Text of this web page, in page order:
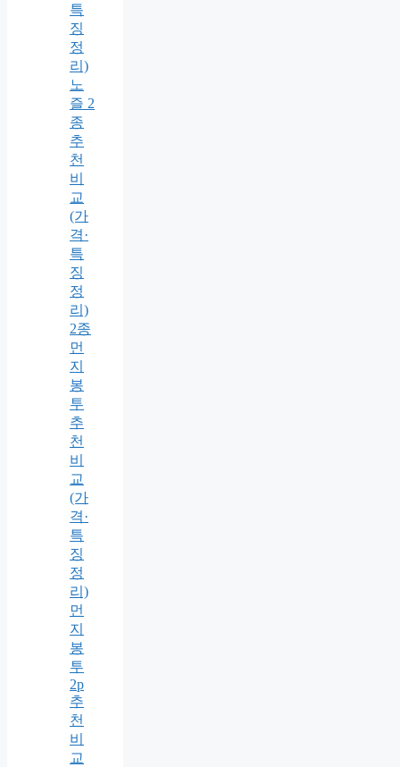
특
징
정
리)
노
즐 2
종
추
천
비
교
(가
격·
특
징
정
리)
2종
먼
지
봉
투
추
천
비
교
(가
격·
특
징
정
리)
먼
지
봉
투
2p
추
천
비
교